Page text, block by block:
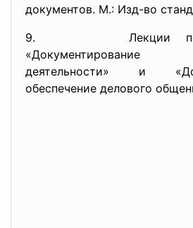
документов. М.: Изд-во
9. Лекции по
«Документирование
деятельности» и
обеспечение делового